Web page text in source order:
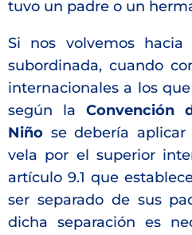
tuvo un padre o un
Si nos volvemos hacia
subordinada, cuando
internacionales a los
según la Convención
Niño se debería
vela por el superior
artículo 9.1 que
ser separado de sus
dicha separación es